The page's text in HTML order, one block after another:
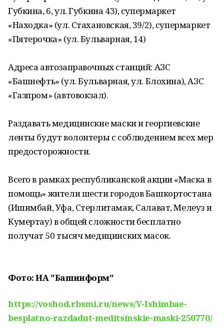
Губкина, 6, ул. Губкина 43), супермаркет
«Находка» (ул. Стахановская, 39/2), супермаркет
«Пятерочка» (ул. Бульварная, 14)
Адреса автозаправочных станций: АЗС
«Башнефть» (ул. Бульварная, ул. Блохина), АЗС
«Газпром» (автовокзал).
Раздавать медицинские маски и георгиевские
ленты будут волонтеры с соблюдением всех мер
предосторожности.
Всего в рамках республиканской акции «Маска в
помощь» жители шести городов Башкортостана
(Ишимбай, Уфа, Стерлитамак, Салават, Мелеуз и
Кумертау) в общей сложности бесплатно
получат 50 тысяч медицинских масок.
Фото: ИА "Башинформ"
https://voshod.rbsmi.ru/news/V-Ishimbae-
besplatno-razdadut-meditsinskie-maski-250770/